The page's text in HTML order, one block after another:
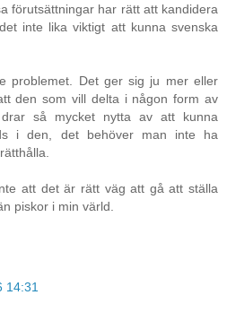
förutsättningar har rätt att kandidera
inte lika viktigt att kunna svenska
problemet. Det ger sig ju mer eller
den som vill delta i någon form av
drar så mycket nytta av att kunna
i den, det behöver man inte ha
att det är rätt väg att gå att ställa
piskor i min värld.
14:31